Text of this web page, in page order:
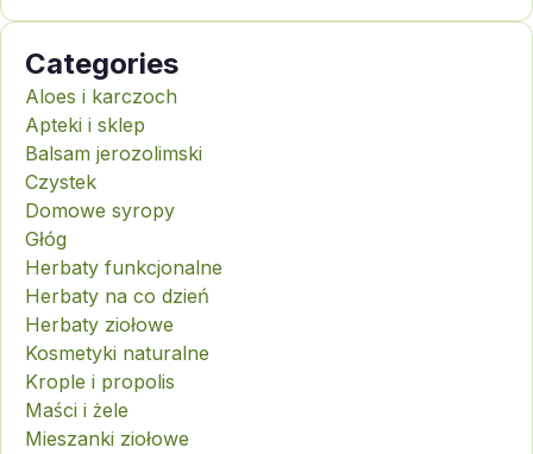
Categories
Aloes i karczoch
Apteki i sklep
Balsam jerozolimski
Czystek
Domowe syropy
Głóg
Herbaty funkcjonalne
Herbaty na co dzień
Herbaty ziołowe
Kosmetyki naturalne
Krople i propolis
Maści i żele
Mieszanki ziołowe